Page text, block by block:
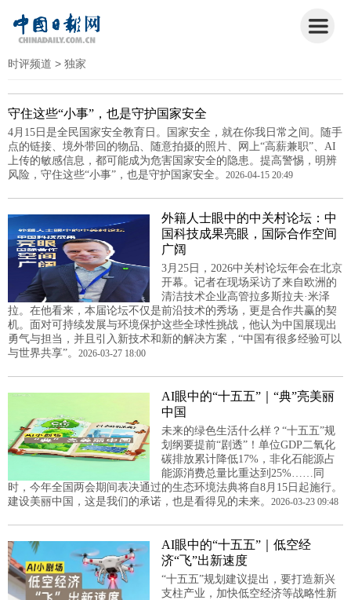
时评频道 > 独家
守住这些“小事”，也是守护国家安全
4月15日是全民国家安全教育日。国家安全，就在你我日常之间。随手
点的链接、境外带回的物品、随意拍摄的照片、网上“高薪兼职”、AI
上传的敏感信息，都可能成为危害国家安全的隐患。提高警惕，明辨
风险，守住这些“小事”，也是守护国家安全。 2026-04-15 20:49
外籍人士眼中的中关村论坛：中
国科技成果亮眼，国际合作空间
广阔
3月25日，2026中关村论坛年会在北京
开幕。记者在现场采访了来自欧洲的
清洁技术企业高管拉多斯拉夫·米泽
拉。在他看来，本届论坛不仅是前沿技术的秀场，更是合作共赢的契
机。面对可持续发展与环境保护这些全球性挑战，他认为中国展现出
勇气与担当，并且引入新技术和新的解决方案，“中国有很多经验可以
与世界共享”。 2026-03-27 18:00
AI眼中的“十五五”｜“典”亮美丽
中国
未来的绿色生活什么样？“十五五”规
划纲要提前“剧透”！单位GDP二氧化
碳排放累计降低17%，非化石能源占
能源消费总量比重达到25%……同
时，今年全国两会期间表决通过的生态环境法典将自8月15日起施行。
建设美丽中国，这是我们的承诺，也是看得见的未来。 2026-03-23 09:48
AI眼中的“十五五”｜低空经
济“飞”出新速度
“十五五”规划建议提出，要打造新兴
支柱产业，加快低空经济等战略性新